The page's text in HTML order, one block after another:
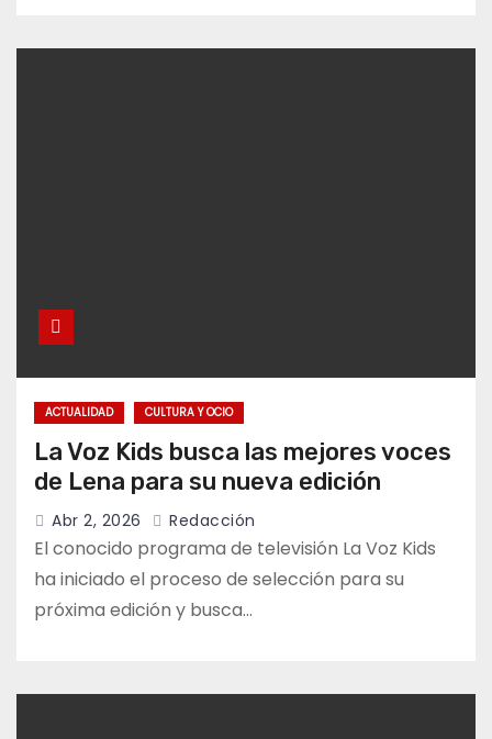
ACTUALIDAD CULTURA Y OCIO
La Voz Kids busca las mejores voces
de Lena para su nueva edición
Abr 2, 2026 Redacción
El conocido programa de televisión La Voz Kids
ha iniciado el proceso de selección para su
próxima edición y busca…